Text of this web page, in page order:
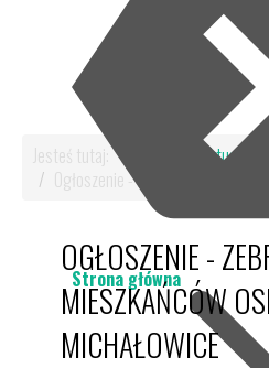
Strona główna
Jesteś tutaj:
Aktualności
Ogłoszenie - zebranie w
OGŁOSZENIE -
MIESZKAŃCÓW
MICHAŁOWICE